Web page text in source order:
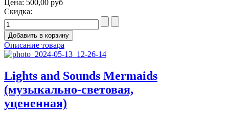
Цена: 500,00 руб
Скидка:
Описание товара
Lights and Sounds Mermaids
(музыкально-световая,
уцененная)